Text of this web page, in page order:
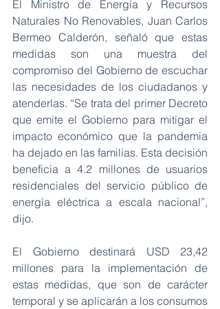
El Ministro de Energía y Recursos
Naturales No Renovables, Juan Carlos
Bermeo Calderón, señaló que estas
medidas son una muestra del
compromiso del Gobierno de escuchar
las necesidades de los ciudadanos y
atenderlas. “Se trata del primer Decreto
que emite el Gobierno para mitigar el
impacto económico que la pandemia
ha dejado en las familias. Esta decisión
beneficia a 4.2 millones de usuarios
residenciales del servicio público de
energía eléctrica a escala nacional”,
dijo.
El Gobierno destinará USD 23,42
millones para la implementación de
estas medidas, que son de carácter
temporal y se aplicarán a los consumos